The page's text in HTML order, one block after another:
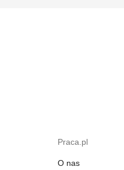
Praca.pl
O nas